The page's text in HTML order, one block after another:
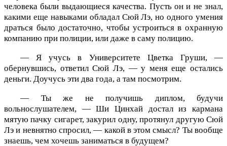
человека были выдающиеся качества. Пусть он и не знал,
какими еще навыками обладал Сюй Лэ, но одного умения
драться было достаточно, чтобы устроиться в охранную
компанию при полиции, или даже в саму полицию.
— Я учусь в Университете Цветка Груши, —
обернувшись, ответил Сюй Лэ, — у меня еще остались
деньги. Доучусь эти два года, а там посмотрим.
— Ты же не получишь диплом, будучи
вольнослушателем, — Ши Цинхай достал из кармана
мятую пачку сигарет, закурил одну, протянул другую Сюй
Лэ и невнятно спросил, — какой в этом смысл? Ты вообще
знаешь, чем хочешь заниматься в будущем?